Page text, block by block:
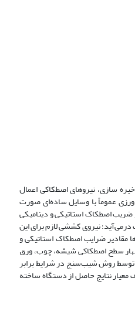
سازی، نیروهای اصطکاکی اعمال
عموماً با وسایل ساده‌ای صورت
ضریب اصطکاک استاتیکی و دینامیکی
نیروی کششی لازم برای این
مقادیر ضرایب اصطکاک استاتیکی و
سطح اصطکاکی شیشه، چوب، ورق
به دست آمده توسط روش شیب‌‌سنج در شرایط برابر
انحراف معیار داده‌های حاصل از سطح شیب‌دار تا 5/3 برابر بیشتر از انحراف معیار نتایج حاصل از دستگاه ساخته